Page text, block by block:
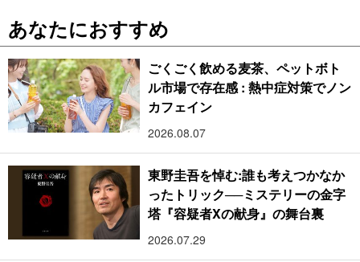
あなたにおすすめ
ごくごく飲める麦茶、ペットボト
ル市場で存在感 : 熱中症対策でノン
カフェイン
2026.08.07
東野圭吾を悼む:誰も考えつかなか
ったトリック──ミステリーの金字
塔『容疑者Xの献身』の舞台裏
2026.07.29